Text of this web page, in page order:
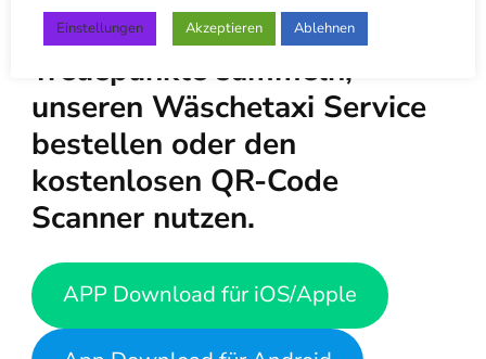
Mit unserer App kannst du
Treuepunkte sammeln,
unseren Wäschetaxi Service
bestellen oder den
kostenlosen QR-Code
Scanner nutzen.
APP Download für iOS/Apple
Einstellungen Akzeptieren Ablehnen